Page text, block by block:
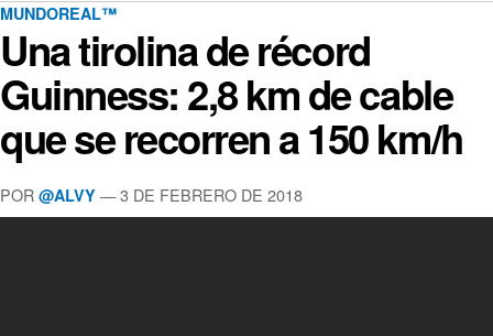
MUNDOREAL™
Una tirolina de récord
Guinness: 2,8 km de cable
que se recorren a 150 km/h
POR @ALVY — 3 DE FEBRERO DE 2018